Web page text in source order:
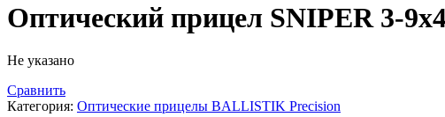
Оптический прицел SNIPER 3-
Не указано
Сравнить
Категория: Оптические прицелы BALLISTIK Precision